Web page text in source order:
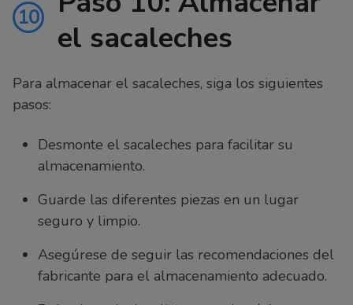
10
el sacaleches
Para almacenar el sacaleches, siga los siguientes
pasos:
Desmonte el sacaleches para facilitar su
almacenamiento.
Guarde las diferentes piezas en un lugar
seguro y limpio.
Asegúrese de seguir las recomendaciones del
fabricante para el almacenamiento adecuado.